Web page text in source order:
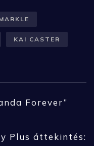
KAI CASTER
Forever”
Plus áttekintés: